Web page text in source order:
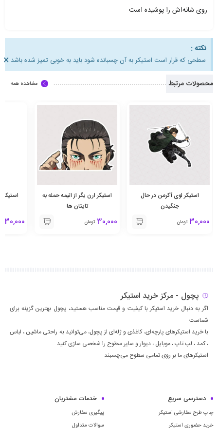
روی شانه‌اش را پوشیده است
نکته :
سطحی که قرار است استیکر به آن چسبانده شود باید به خوبی تمیز شده باشد ×
محصولات مرتبط مشاهده همه
استیکر لوی آکرمن در حال
جنگیدن
30,000 تومان
استیکر ارن یگر از انیمه حمله به
تایتان ها
30,000 تومان 30,000
پچول - مرکز خرید استیکر
اگر به دنبال خرید استیکر با کیفیت و قیمت مناسب هستید، پچول بهترین گزینه برای
شماست
با خرید استیکرهای پارچه‌ای، کاغذی و ژله‌ای از پچول، می‌توانید به راحتی ماشين ، لباس
، كمد ، لپ تاپ ، موبايل ، ديوار و سایر سطوح را شخصی سازی کنید
استیکرهای ما بر روی تمامی سطوح می‌چسبند
دسترسی سریع
چاپ طرح سفارشی استیکر
خرید حضوری استیکر
خدمات مشتریان
پیگیری سفارش
سوالات متداول